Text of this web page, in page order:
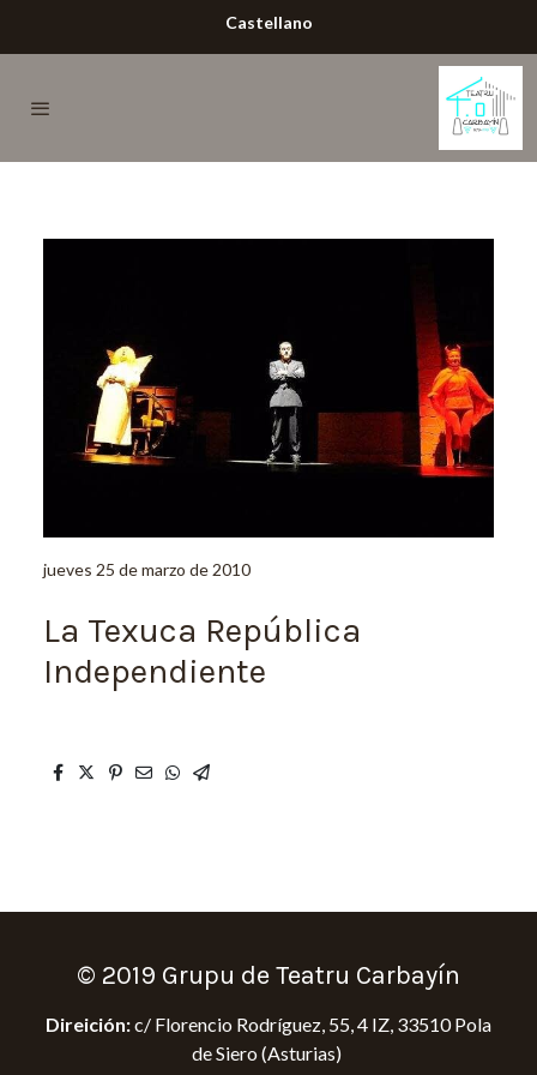
Castellano
jueves 25 de marzo de 2010
La Texuca República
Independiente
© 2019 Grupu de Teatru Carbayín
Direición:c/ Florencio Rodríguez, 55, 4 IZ, 33510 Pola
de Siero (Asturias)